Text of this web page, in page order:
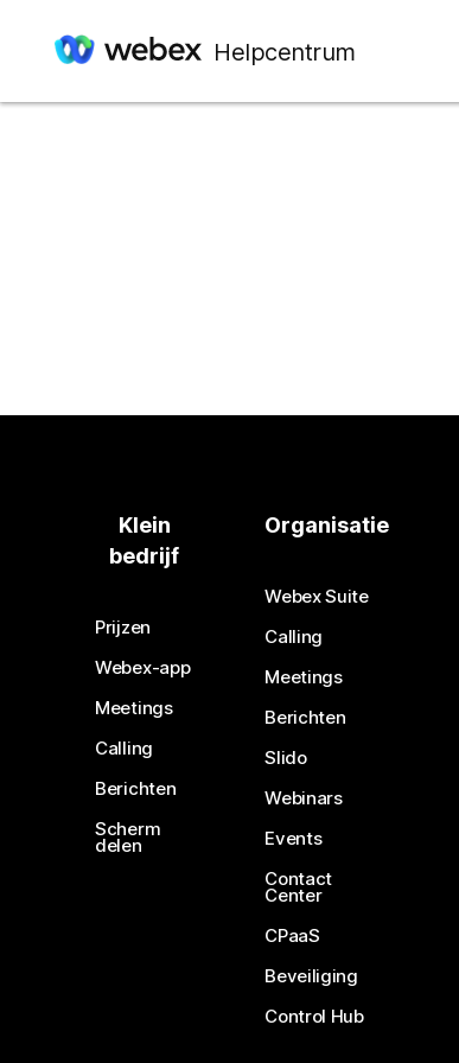
Helpcentrum
Klein
bedrijf
Prijzen
Webex-app
Meetings
Calling
Berichten
Scherm
delen
Organisatie
Webex Suite
Calling
Meetings
Berichten
Slido
Webinars
Events
Contact
Center
CPaaS
Beveiliging
Control Hub